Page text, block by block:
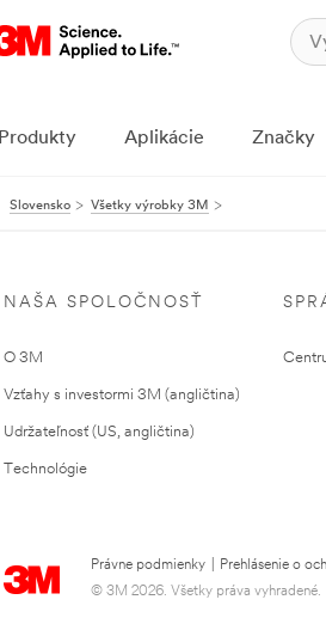
Produkty Aplikácie Značky
Slovensko Všetky výrobky 3M
NAŠA SPOLOČNOSŤ
O 3M
Vzťahy s investormi 3M (angličtina)
Udržateľnosť (US, angličtina)
Technológie
Právne podmienky Prehlásenie o
© 3M 2026. Všetky práva vyhradené.